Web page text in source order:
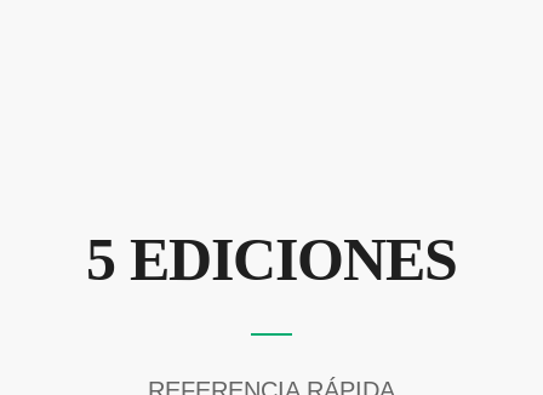
5 EDICIONES